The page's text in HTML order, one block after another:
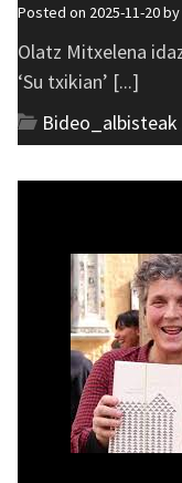
Posted on 2025-11-20 by
Olatz Mitxelena
‘Su txikian’ [...]
Bideo_albisteak